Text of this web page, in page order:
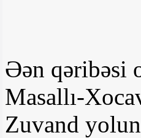
Əən qəribəsi
Masallı-
Zuvand